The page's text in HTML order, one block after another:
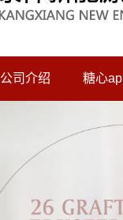
公司介绍